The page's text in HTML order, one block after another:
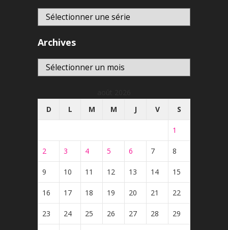
Archives
Archives
D
L M M J V S
1
2 3 4 5 6 7 8
9 10 11 12 13 14 15
16 17 18 19 20 21 22
23 24 25 26 27 28 29